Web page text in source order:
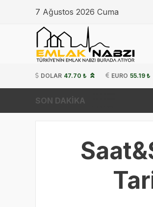
7 Ağustos 2026 Cuma
DOLAR 47.70 ₺ EURO 55.19 ₺
SON DAKİKA